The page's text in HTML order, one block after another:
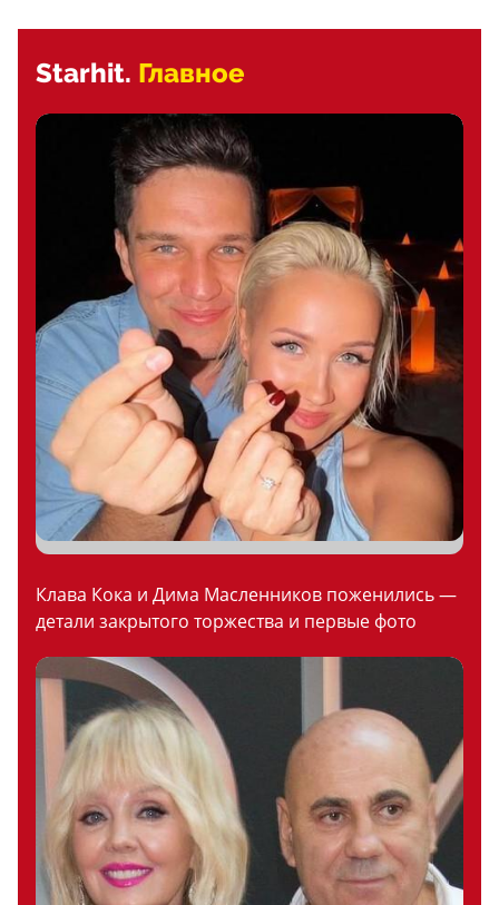
Starhit. Главное
Клава Кока и Дима Масленников поженились —
детали закрытого торжества и первые фото